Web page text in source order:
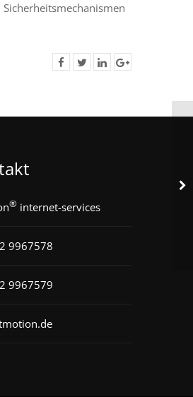
® internet-services
9967578
9967579